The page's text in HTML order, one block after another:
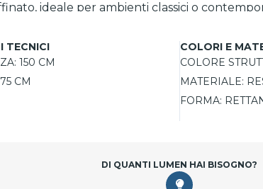
ideale per ambienti classici o
senza appesantire lo spazio.
TECNICI
150 CM
75 CM
COLORI E
COLORE
MATERIALE:
FORMA:
DI QUANTI LUMEN HAI BISOGNO?